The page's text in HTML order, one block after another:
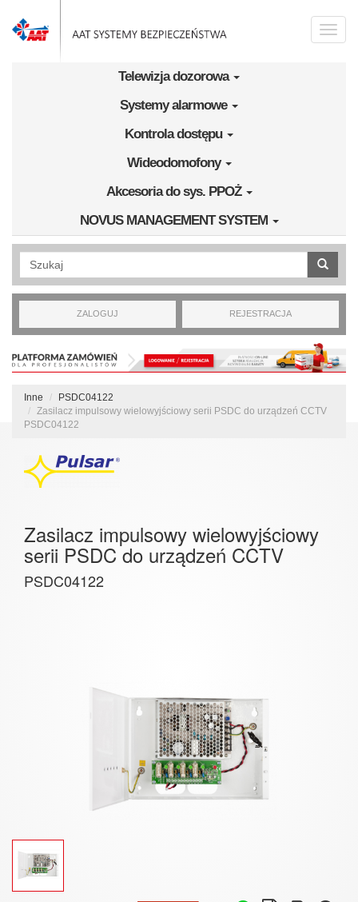
Toggle
Telewizja dozorowa
Systemy alarmowe
Kontrola dostępu
Wideodomofony
Akcesoria do sys. PPOŻ
NOVUS MANAGEMENT SYSTEM
Wyszukiwanie pełnotekstowe
ZALOGUJ REJESTRACJA
Inne
PSDC04122
Zasilacz impulsowy wielowyjściowy serii PSDC do urządzeń CCTV
PSDC04122
Zasilacz impulsowy wielowyjściowy
serii PSDC do urządzeń CCTV
PSDC04122